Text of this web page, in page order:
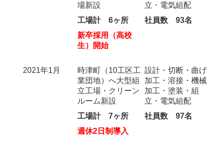
場新設
工場計 6ヶ所
新卒採用（高校
生）開始
立・電気組配
社員数 93名
2021年1月
時津町（10工区工
業団地）へ大型組
立工場・クリーン
ルーム新設
工場計 7ヶ所
週休2日制導入
設計・切断・曲げ
加工・溶接・機械
加工・塗装・組
立・電気組配
社員数 97名